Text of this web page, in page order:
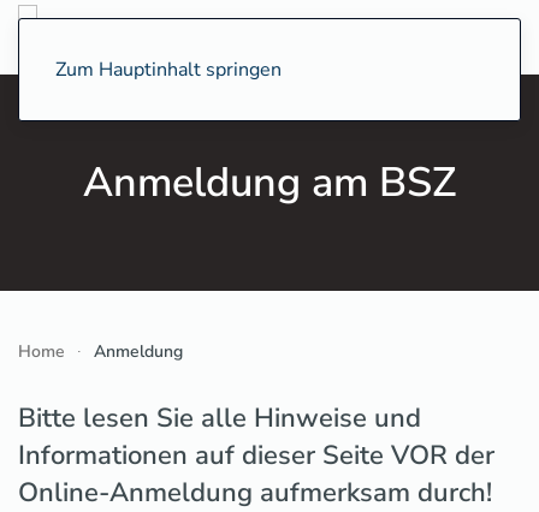
Zum Hauptinhalt springen
Anmeldung am BSZ
Home Anmeldung
Bitte lesen Sie alle Hinweise und
Informationen auf dieser Seite VOR der
Online-Anmeldung aufmerksam durch!